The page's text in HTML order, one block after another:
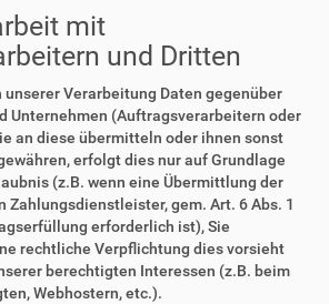
mit
und Dritten
unserer Verarbeitung Daten gegenüber
Unternehmen (Auftragsverarbeitern oder
an diese übermitteln oder ihnen sonst
erfolgt dies nur auf Grundlage
(z.B. wenn eine Übermittlung der
Zahlungsdienstleister, gem. Art. 6 Abs. 1
erforderlich ist), Sie
rechtliche Verpflichtung dies vorsieht
berechtigten Interessen (z.B. beim
Webhostern, etc.).